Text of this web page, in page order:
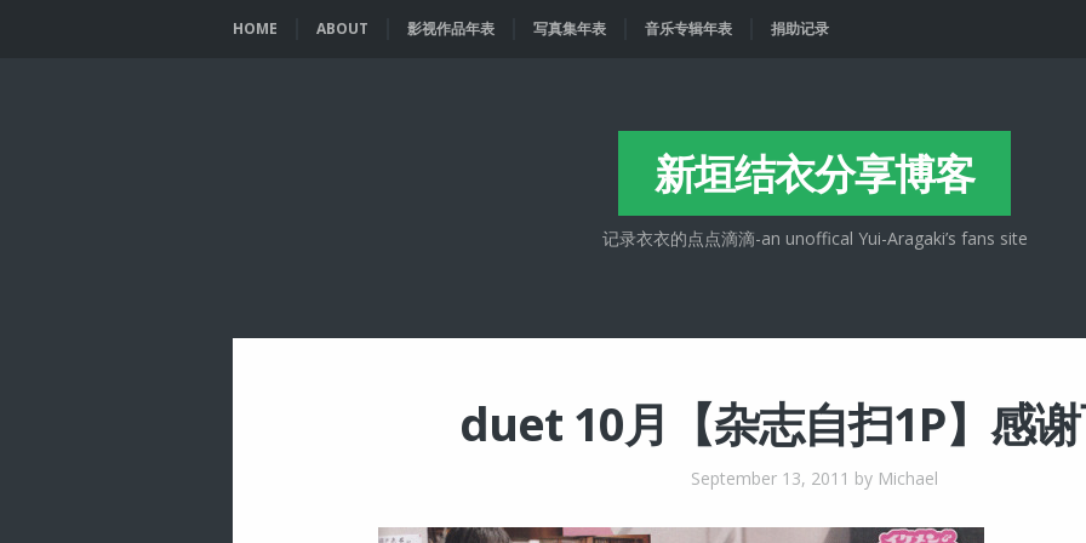
HOME ABOUT 影视作品年表 写真集年表 音乐专辑年表 捐助记录
新垣结衣分享博客
记录衣衣的点点滴滴-an unoffical Yui-Aragaki’s fans site
duet 10月【杂志自扫1P】感
September 13, 2011 by Michael